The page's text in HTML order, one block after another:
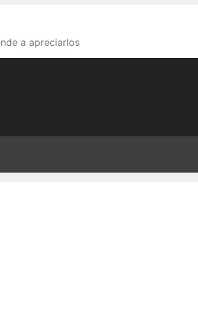
a apreciarlos